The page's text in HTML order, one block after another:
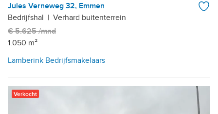
Jules Verneweg 32, Emmen
Bedrijfshal | Verhard buitenterrein
€ 5.625 /mnd
1.050 m²
Lamberink Bedrijfsmakelaars
Verkocht